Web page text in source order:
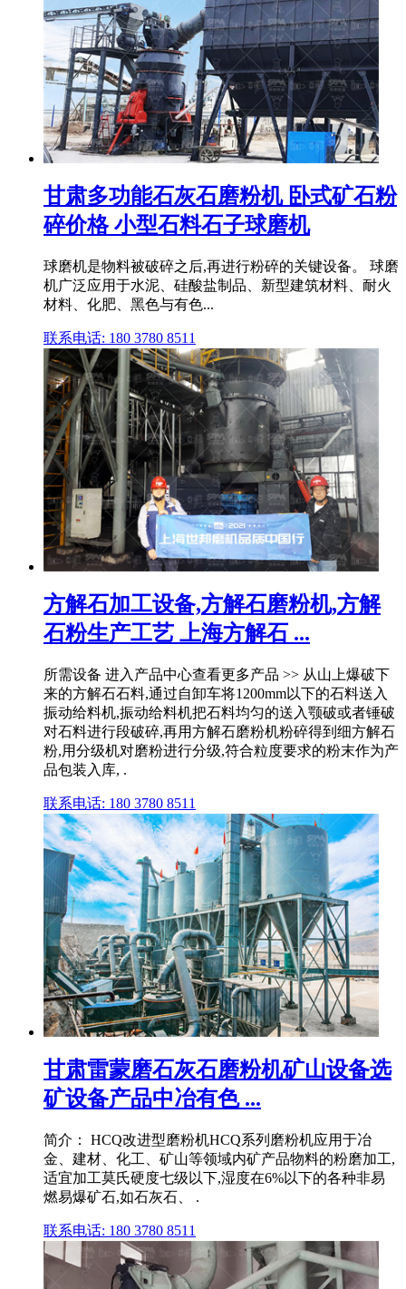
甘肃多功能石灰石磨粉机 卧式矿石粉
碎价格 小型石料石子球磨机
球磨机是物料被破碎之后,再进行粉碎的关键设备。 球磨
机广泛应用于水泥、硅酸盐制品、新型建筑材料、耐火
材料、化肥、黑色与有色...
联系电话: 180 3780 8511
方解石加工设备,方解石磨粉机,方解
石粉生产工艺 上海方解石 ...
所需设备 进入产品中心查看更多产品 >> 从山上爆破下
来的方解石石料,通过自卸车将1200mm以下的石料送入
振动给料机,振动给料机把石料均匀的送入颚破或者锤破
对石料进行段破碎,再用方解石磨粉机粉碎得到细方解石
粉,用分级机对磨粉进行分级,符合粒度要求的粉末作为产
品包装入库, .
联系电话: 180 3780 8511
甘肃雷蒙磨石灰石磨粉机矿山设备选
矿设备产品中冶有色 ...
简介： HCQ改进型磨粉机HCQ系列磨粉机应用于冶
金、建材、化工、矿山等领域内矿产品物料的粉磨加工,
适宜加工莫氏硬度七级以下,湿度在6%以下的各种非易
燃易爆矿石,如石灰石、 .
联系电话: 180 3780 8511